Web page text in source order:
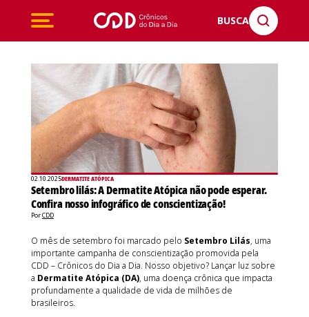
BUSCA
02.10.2025DERMATITE ATÓPICA
Setembro lilás: A Dermatite Atópica não pode esperar.
Confira nosso infográfico de conscientização!
PorCDD
O mês de setembro foi marcado pelo Setembro Lilás, uma
importante campanha de conscientização promovida pela
CDD – Crônicos do Dia a Dia. Nosso objetivo? Lançar luz sobre
a Dermatite Atópica (DA), uma doença crônica que impacta
profundamente a qualidade de vida de milhões de
brasileiros.